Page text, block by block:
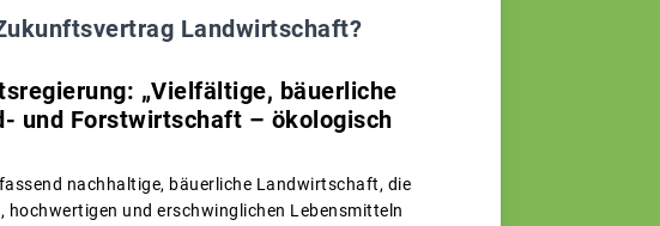
Landwirtschaft?
„Vielfältige, bäuerliche
und Forstwirtschaft – ökologisch
nachhaltige, bäuerliche Landwirtschaft, die
und erschwinglichen Lebensmitteln